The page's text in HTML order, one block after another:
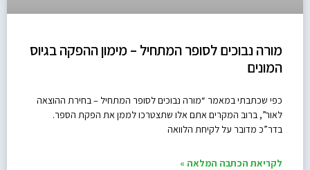
מורה נבוכים לסופר המתחיל – מימון ההפקה בגיוס
המונים
כפי שכתבתי במאמר “מורה נבוכים לסופר המתחיל – בחירת ההוצאה
לאור”, ברוב המקרים אתם אלו שתצטרכו לממן את הפקת הספר.
בדר”כ מדובר על לקיחת הלוואה
לקריאת הכתבה המלאה »